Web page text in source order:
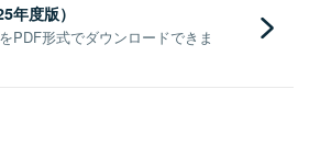
年度版）
PDF形式でダウンロードできま